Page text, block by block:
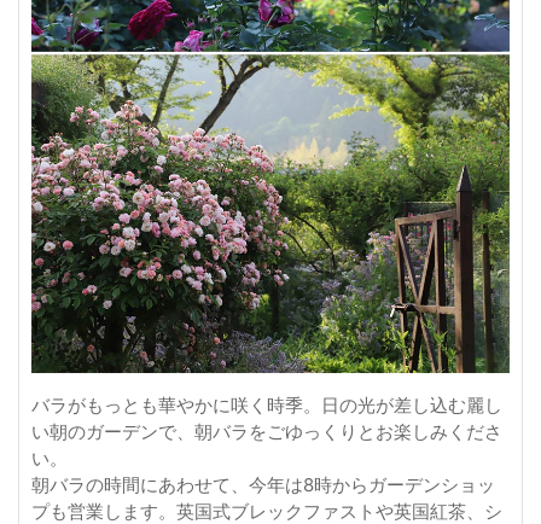
バラがもっとも華やかに咲く時季。日の光が差し込む麗し
い朝のガーデンで、朝バラをごゆっくりとお楽しみくださ
い。
朝バラの時間にあわせて、今年は8時からガーデンショッ
プも営業します。英国式ブレックファストや英国紅茶、シ